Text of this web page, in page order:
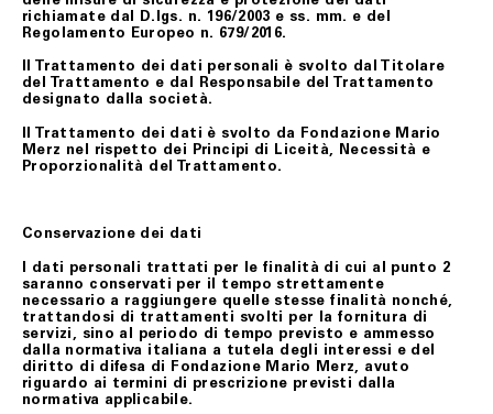
richiamate dal D.lgs. n. 196/2003 e ss. mm. e del
Regolamento Europeo n. 679/2016.
Il Trattamento dei dati personali è svolto dal Titolare
del Trattamento e dal Responsabile del Trattamento
designato dalla società.
Il Trattamento dei dati è svolto da Fondazione Mario
Merz nel rispetto dei Principi di Liceità, Necessità e
Proporzionalità del Trattamento.
Conservazione dei dati
I dati personali trattati per le finalità di cui al punto 2
saranno conservati per il tempo strettamente
necessario a raggiungere quelle stesse finalità nonché,
trattandosi di trattamenti svolti per la fornitura di
servizi, sino al periodo di tempo previsto e ammesso
dalla normativa italiana a tutela degli interessi e del
diritto di difesa di Fondazione Mario Merz, avuto
riguardo ai termini di prescrizione previsti dalla
normativa applicabile.